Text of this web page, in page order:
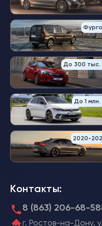
До 300 тыс.
До 1 млн.
2020-
Контакты:
8 (863) 206-68-58
г. Ростов-на-Дону,